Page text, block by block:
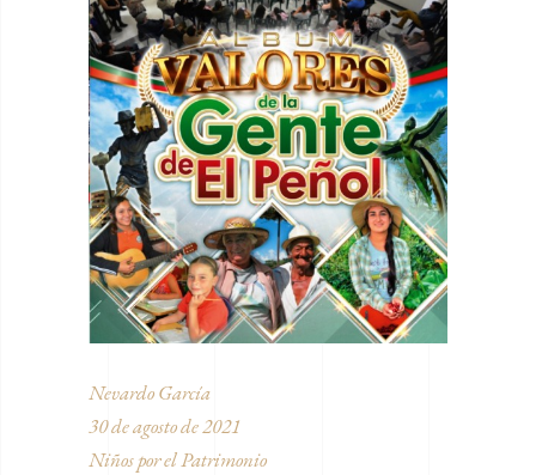
Nevardo García
30 de agosto de 2021
Niños por el Patrimonio